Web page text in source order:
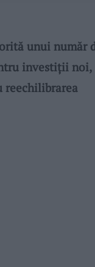
unui număr
investiții noi,
reechilibrarea